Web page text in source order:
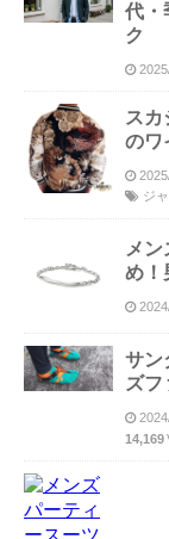
代・
ク
スカ
のワ
ジ
メ
め！
サン
ズフ
14,169